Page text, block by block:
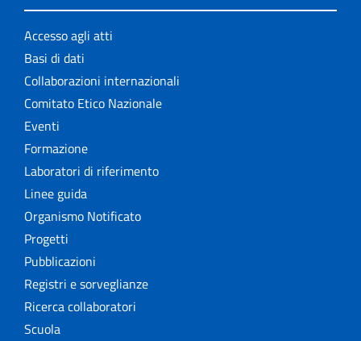
Accesso agli atti
Basi di dati
Collaborazioni internazionali
Comitato Etico Nazionale
Eventi
Formazione
Laboratori di riferimento
Linee guida
Organismo Notificato
Progetti
Pubblicazioni
Registri e sorveglianze
Ricerca collaboratori
Scuola